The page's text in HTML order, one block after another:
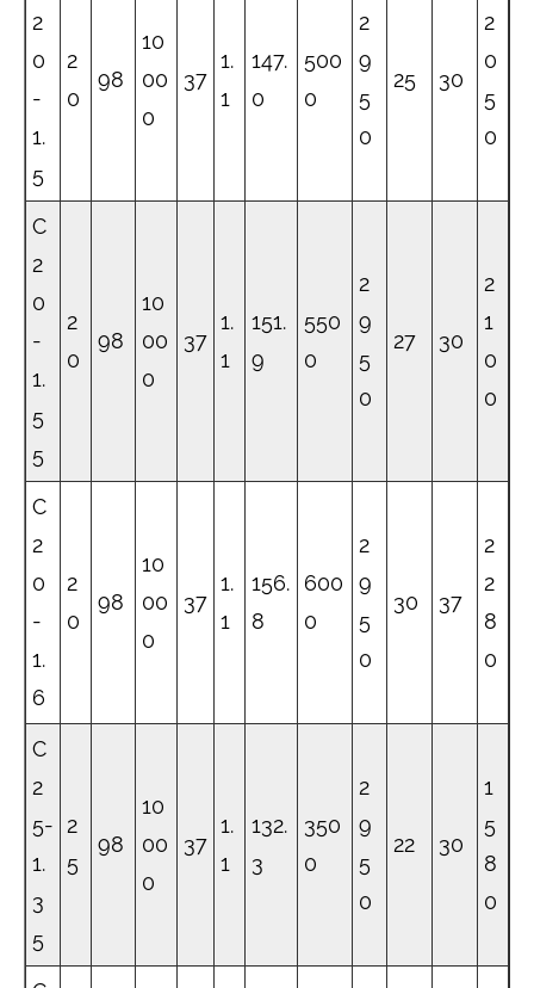
2
0
-
1.
5
2
0
98
10
00
0
37
1.
1
147.
0
500
0
2
9
5
0
25 30
2
0
5
0
C
2
0
-
1.
5
5
2
0
98
10
00
0
37
1.
1
151.
9
550
0
2
9
5
0
27 30
2
1
0
0
C
2
0
-
1.
6
2
0
98
10
00
0
37
1.
1
156.
8
600
0
2
9
5
0
30 37
2
2
8
0
C
2
5-
1.
3
5
2
5
98
10
00
0
37
1.
1
132.
3
350
0
2
9
5
0
22 30
1
5
8
0